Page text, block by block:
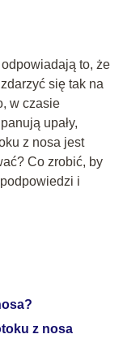
to, że
się tak na
w czasie
upały,
z nosa jest
Co zrobić, by
i
z nosa